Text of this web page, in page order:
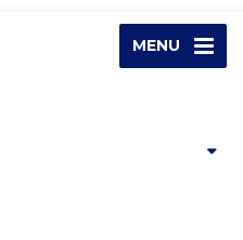
MENU